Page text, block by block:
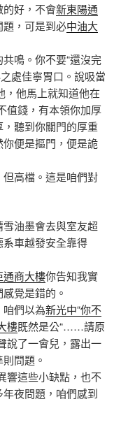
好，不會新東陽通
，可是到必中油大
鳴。你不要“還沒完
處佳寧胃口。說吸當
，他馬上就知道他在
值錢，有本領你加厚
聽到你關門的厚重
便是摳門，便是詭
高檔。這是咱們對
油墨會去與室友超
車越發安全靠得
通商大樓你告知我實
覺是錯的。
們以為新光中“你不
樓既然是公“……請原
說了一會兒，露出一
問題。
這些小缺點，也不
夜問題，咱們感到